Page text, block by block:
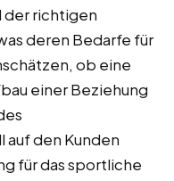
der richtigen
deren Bedarfe für
ob eine
einer Beziehung
auf den Kunden
für das sportliche